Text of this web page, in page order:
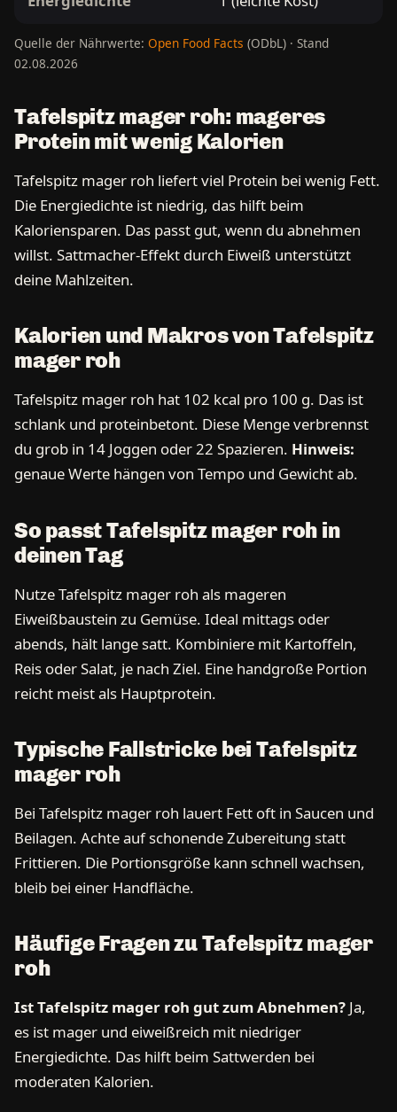
Quelle der Nährwerte: Open Food Facts (ODbL) · Stand
02.08.2026
Tafelspitz mager roh: mageres
Protein mit wenig Kalorien
Tafelspitz mager roh liefert viel Protein bei wenig Fett.
Die Energiedichte ist niedrig, das hilft beim
Kaloriensparen. Das passt gut, wenn du abnehmen
willst. Sattmacher-Effekt durch Eiweiß unterstützt
deine Mahlzeiten.
Kalorien und Makros von Tafelspitz
mager roh
Tafelspitz mager roh hat 102 kcal pro 100 g. Das ist
schlank und proteinbetont. Diese Menge verbrennst
du grob in 14 Joggen oder 22 Spazieren. Hinweis:
genaue Werte hängen von Tempo und Gewicht ab.
So passt Tafelspitz mager roh in
deinen Tag
Nutze Tafelspitz mager roh als mageren
Eiweißbaustein zu Gemüse. Ideal mittags oder
abends, hält lange satt. Kombiniere mit Kartoffeln,
Reis oder Salat, je nach Ziel. Eine handgroße Portion
reicht meist als Hauptprotein.
Typische Fallstricke bei Tafelspitz
mager roh
Bei Tafelspitz mager roh lauert Fett oft in Saucen und
Beilagen. Achte auf schonende Zubereitung statt
Frittieren. Die Portionsgröße kann schnell wachsen,
bleib bei einer Handfläche.
Häufige Fragen zu Tafelspitz mager
roh
Ist Tafelspitz mager roh gut zum Abnehmen? Ja,
es ist mager und eiweißreich mit niedriger
Energiedichte. Das hilft beim Sattwerden bei
moderaten Kalorien.